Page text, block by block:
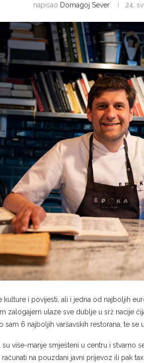
napisao Domagoj Sever 24.
kulture i povijesti, ali i jedna od najboljih
zalogajem ulaze sve dublje u srž nacije
sam 6 najboljih varšavskih restorana, te se
su više-manje smješteni u centru i stvarno
na pouzdani javni prijevoz ili pak